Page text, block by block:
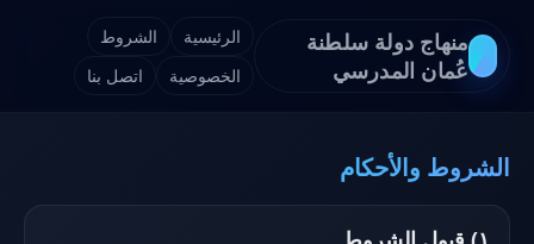
منهاج دولة سلطنة
عُمان المدرسي
الرئيسية
الشروط
الخصوصية
اتصل بنا
الشروط والأحكام